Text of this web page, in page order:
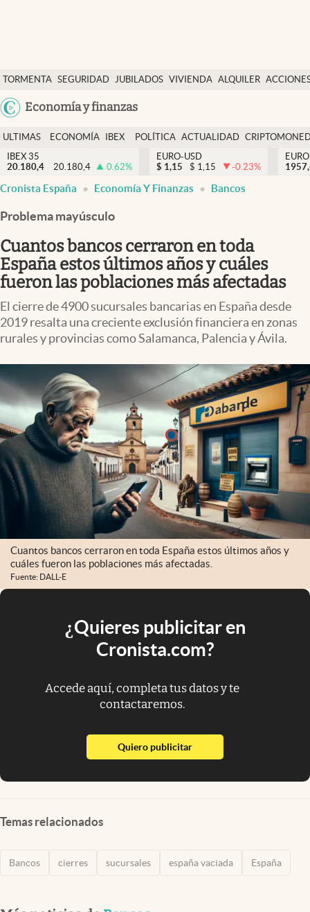
TORMENTA SEGURIDAD JUBILADOS VIVIENDA ALQUILER
Economía y finanzas
Economía y finanzas
Política
Actualidad
Criptomonedas
España
ULTIMAS
NOTICIAS
ECONOMÍA
FINANZAS
IBEX
EURO
POLÍTICA ACTUALIDAD
IBEX 35
20.180,4
20.180,4 0.62%
EURO-USD
$ 1,15 $ 1,15 -0.23%
Cronista España Economía Y Finanzas Bancos
Problema mayúsculo
Cuantos bancos cerraron en toda
España estos últimos años y cuáles
fueron las poblaciones más afectadas
El cierre de 4900 sucursales bancarias en España desde
2019 resalta una creciente exclusión financiera en zonas
rurales y provincias como Salamanca, Palencia y Ávila.
Cuantos bancos cerraron en toda España estos últimos años y
cuáles fueron las poblaciones más afectadas.
Fuente: DALL-E
¿Quieres publicitar en
Cronista.com?
Accede aquí, completa tus datos y te
contactaremos.
Quiero publicitarabre en nueva pestaña
Temas relacionados
Bancos cierres sucursales españa vaciada España